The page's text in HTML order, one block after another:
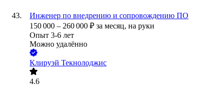
Инженер по внедрению и сопровождению ПО
150 000 – 260 000 ₽ за месяц, на руки
Опыт 3-6 лет
Можно удалённо
Клируэй Текнолоджис
4.6